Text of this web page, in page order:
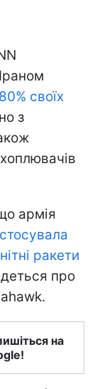
своїх
з
армія
ракети
про
на